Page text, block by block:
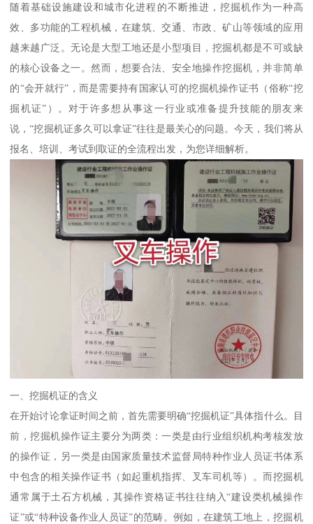
随着基础设施建设和城市化进程的不断推进，挖掘机作为一种高
效、多功能的工程机械，在建筑、交通、市政、矿山等领域的应用
越来越广泛。无论是大型工地还是小型项目，挖掘机都是不可或缺
的核心设备之一。然而，想要合法、安全地操作挖掘机，并非简单
的“会开就行”，而是需要持有国家认可的挖掘机操作证书（俗称“挖
掘机证”）。对于许多想从事这一行业或准备提升技能的朋友来
说，“挖掘机证多久可以拿证”往往是最关心的问题。今天，我们将从
报名、培训、考试到取证的全流程出发，为您详细解析。
一、挖掘机证的含义
在开始讨论拿证时间之前，首先需要明确“挖掘机证”具体指什么。目
前，挖掘机操作证主要分为两类：一类是由行业组织机构考核发放
的操作证，另一类是由国家质量技术监督局特种作业人员证书体系
中包含的相关操作证书（如起重机指挥、叉车司机等）。而挖掘机
通常属于土石方机械，其操作资格证书往往纳入“建设类机械操作
证”或“特种设备作业人员证”的范畴。例如，在建筑工地上，挖掘机